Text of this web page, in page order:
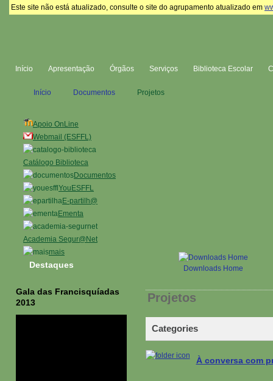
Este site não está atualizado, consulte o site do agrupamento atualizado em
Início Apresentação Órgãos Serviços Biblioteca Escolar
Apoio OnLine
Webmail (ESFFL)
Catálogo Biblioteca
Documentos
YouESFFL
E-partilh@
Ementa
Academia Segur@Net
mais
Início Documentos Projetos
Downloads Home
Projetos
Categories
À conversa com
Destaques
Gala das Francisquíadas
2013